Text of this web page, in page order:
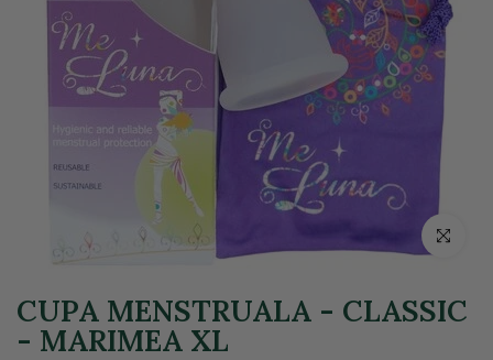
Click
CUPA MENSTRUALA - CLASSIC
- MARIMEA XL